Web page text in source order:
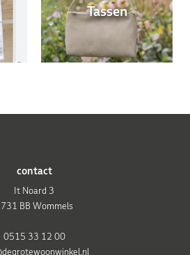
Tassen
contact
It Noard 3
BB Wommels
0515 33 12 00